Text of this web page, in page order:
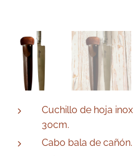
Cuchillo de hoja
30cm.
Cabo bala de cañón.